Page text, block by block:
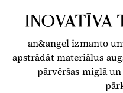
INOVATĪVA
an&angel izmanto
apstrādāt materiālus
pārvēršas miglā